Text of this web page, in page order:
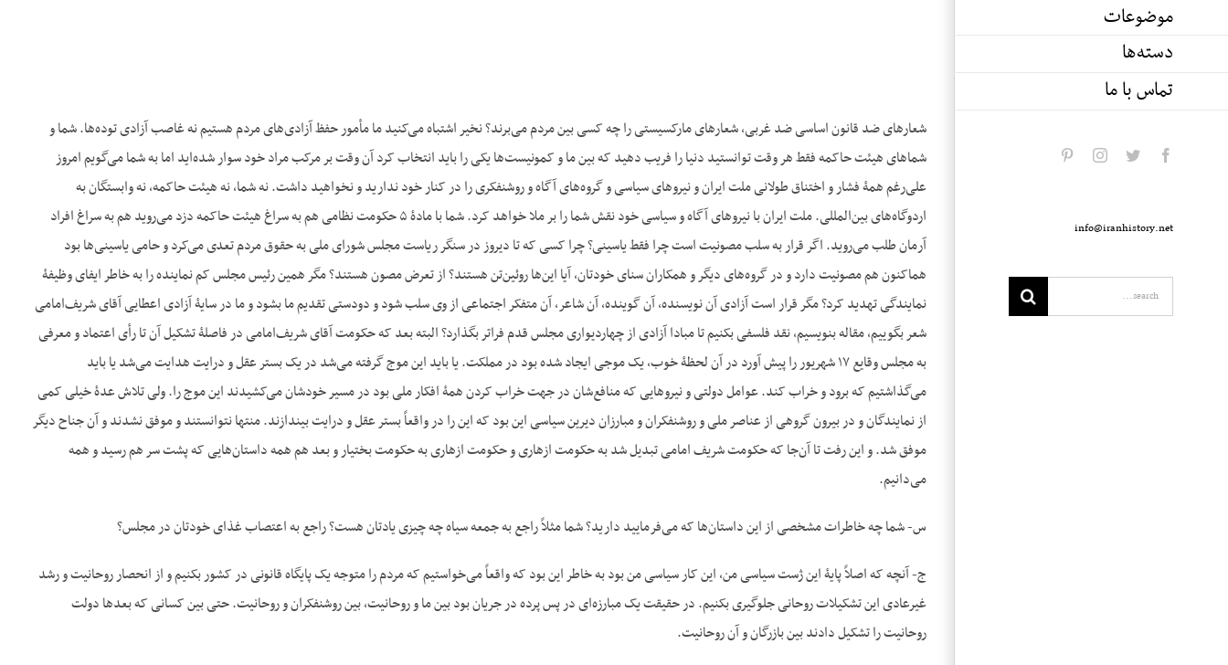
موضوعات
دسته‌ها
تماس با ما
facebook
twitter
instagram
info@iranhistory.net
شعارهای ضد قانون اساسی ضد غربی، شعارهای مارکسیستی را چه کسی بین مردم می‌برند؟ نخیر اشتباه می‌کنید ما مأمور حفظ آزادی‌های مردم هستیم نه غاصب آزادی توده‌ها. شما و
شماهای هیئت حاکمه فقط هر وقت توانستید دنیا را فریب دهید که بین ما و کمونیست‌ها یکی را باید انتخاب کرد آن وقت بر مرکب مراد خود سوار شده‌اید اما به شما می‌گویم امروز
علی‌رغم همۀ فشار و اختناق طولانی ملت ایران و نیروهای سیاسی و گروه‌های آگاه و روشنفکری را در کنار خود ندارید و نخواهید داشت. نه شما، نه هیئت حاکمه، نه وابستگان به
اردوگاه‌های بین‌المللی. ملت ایران با نیروهای آگاه و سیاسی خود نقش شما را بر ملا خواهد کرد. شما با مادۀ ۵ حکومت نظامی هم به سراغ هیئت حاکمه دزد می‌روید هم به سراغ افراد
آرمان طلب می‌روید. اگر قرار به سلب مصونیت است چرا فقط یاسینی؟ چرا کسی که تا دیروز در سنگر ریاست مجلس شورای ملی به حقوق مردم تعدی می‌کرد و حامی یاسینی‌ها بود
هم‎اکنون هم مصونیت دارد و در گروه‌های دیگر و همکاران سنای خودتان، آیا این‌ها روئین‌تن هستند؟ از تعرض مصون هستند؟ مگر همین رئیس مجلس کم نماینده را به خاطر ایفای وظیفۀ
نمایندگی تهدید کرد؟ مگر قرار است آزادی آن نویسنده، آن گوینده، آن شاعر، آن متفکر اجتماعی از وی سلب شود و دودستی تقدیم ما بشود و ما در سایۀ آزادی اعطایی آقای شریف‌امامی
شعر بگوییم، مقاله بنویسیم، نقد فلسفی بکنیم تا مبادا آزادی از چهاردیواری مجلس قدم فراتر بگذارد؟ البته بعد که حکومت آقای شریف‌امامی در فاصلۀ تشکیل آن تا رأی اعتماد و معرفی
به مجلس وقایع ۱۷ شهریور را پیش آورد در آن لحظۀ خوب، یک موجی ایجاد شده بود در مملکت. یا باید این موج گرفته می‌شد در یک بستر عقل و درایت هدایت می‌شد یا باید
می‌گذاشتیم که برود و خراب کند. عوامل دولتی و نیروهایی که منافع‌شان در جهت خراب کردن همۀ افکار ملی بود در مسیر خودشان می‌کشیدند این موج را. ولی تلاش عدۀ خیلی کمی
از نمایندگان و در بیرون گروهی از عناصر ملی و روشنفکران و مبارزان دیرین سیاسی این بود که این را در واقعاً بستر عقل و درایت بیندازند. منتها نتوانستند و موفق نشدند و آن جناح دیگر
موفق شد. و این رفت تا آن‌جا که حکومت شریف امامی تبدیل شد به حکومت ازهاری و حکومت ازهاری به حکومت بختیار و بعد هم همه داستان‌هایی که پشت سر هم رسید و همه
می‌دانیم.
س- شما چه خاطرات مشخصی از این داستان‌ها که می‌فرمایید دارید؟ شما مثلاً راجع به جمعه سیاه چه چیزی یادتان هست؟ راجع به اعتصاب غذای خودتان در مجلس؟
ج- آنچه که اصلاً پایۀ این ژست سیاسی من، این کار سیاسی من بود به خاطر این بود که واقعاً می‌خواستیم که مردم را متوجه یک پایگاه قانونی در کشور بکنیم و از انحصار روحانیت و رشد
غیرعادی این تشکیلات روحانی جلوگیری بکنیم. در حقیقت یک مبارزه‌ای در پس پرده در جریان بود بین ما و روحانیت، بین روشنفکران و روحانیت. حتی بین کسانی که بعدها دولت
روحانیت را تشکیل دادند بین بازرگان و آن روحانیت.